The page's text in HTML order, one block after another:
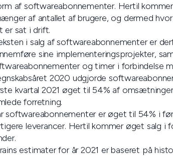
af softwareabonnementer. Hertil
af antallet af brugere, og dermed
er sat i drift.
i salg af softwareabonnementer er
sine implementeringsprojekter,
og timer i forbindelse
2020 udgjorde
kvartal 2021 øget til 54% af
forretning.
softwareabonnementer er øget til 54% i
leverancer. Hertil kommer øget salg
estimater for år 2021 er baseret på